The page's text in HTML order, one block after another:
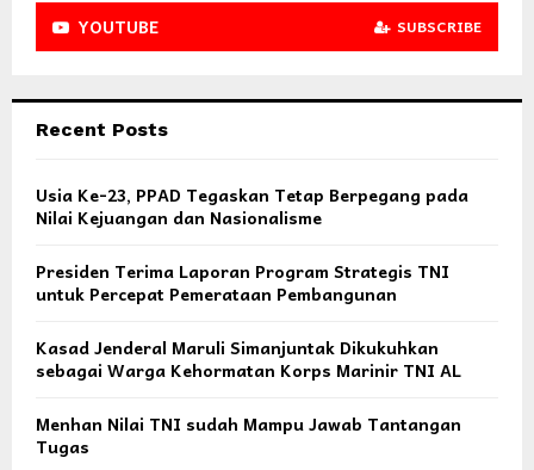
YOUTUBE SUBSCRIBE
Recent Posts
Usia Ke-23, PPAD Tegaskan Tetap Berpegang pada
Nilai Kejuangan dan Nasionalisme
Presiden Terima Laporan Program Strategis TNI
untuk Percepat Pemerataan Pembangunan
Kasad Jenderal Maruli Simanjuntak Dikukuhkan
sebagai Warga Kehormatan Korps Marinir TNI AL
Menhan Nilai TNI sudah Mampu Jawab Tantangan
Tugas